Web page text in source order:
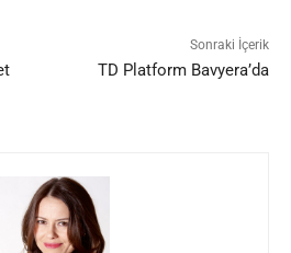
Sonraki İçerik
TD Platform Bavyera’da